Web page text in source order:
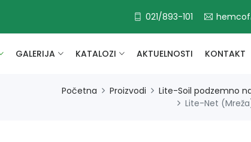
021/893-101
GALERIJA KATALOZI AKTUELNOSTI KONTAKT
Početna Proizvodi
Lite-Soil podzemno
Lite-Net